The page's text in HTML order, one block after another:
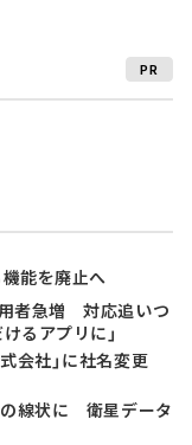
PR
能を廃止へ
用者急増 対応追いつ
るアプリに」
式会社」に社名変更
の線状に 衛星データ